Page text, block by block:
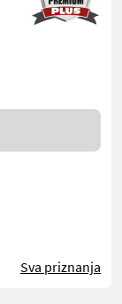
Sva priznanja